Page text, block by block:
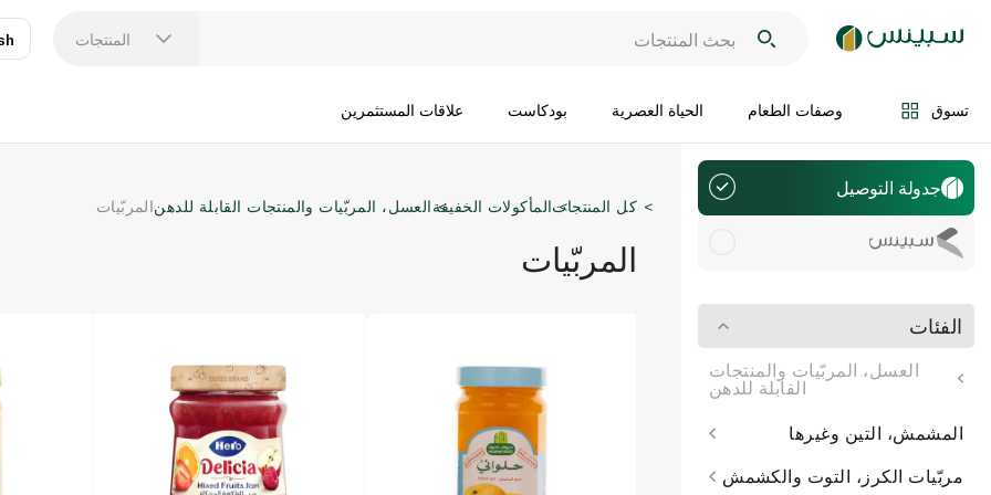
المنتجات
تسوق وصفات الطعام الحياة العصرية بودكاست علاقات المستثمرين
جدولة التوصيل
الفئات
العسل، المربّيات والمنتجات
القابلة للدهن
المشمش، التين وغيرها
مربّيات الكرز، التوت والكشمش
كل المنتجاتالمأكولات الخفيفةالعسل، المربّيات والمنتجات القابلة للدهنالمربّيات
المربّيات